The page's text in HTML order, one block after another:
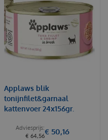
Applaws blik
tonijnfilet&garnaal
kattenvoer 24x156gr.
€ 64,56€ 50,16